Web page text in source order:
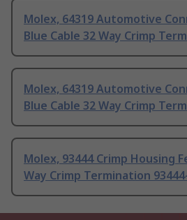
Molex, 64319 Automotive
Blue Cable 32 Way Crimp
Molex, 64319 Automotive
Blue Cable 32 Way Crimp
Molex, 93444 Crimp Housing
Way Crimp Termination